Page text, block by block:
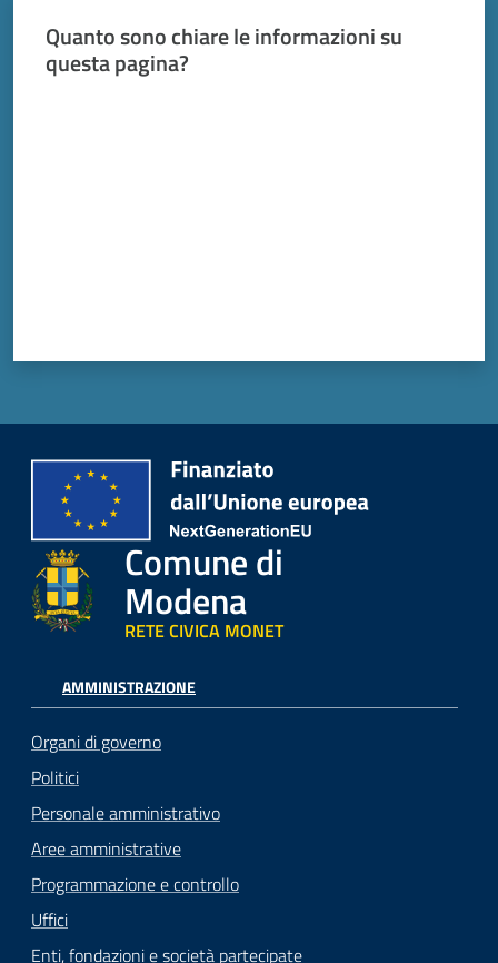
Quanto sono chiare le informazioni su
questa pagina?
Comune di
Modena
RETE CIVICA MONET
AMMINISTRAZIONE
Organi di governo
Politici
Personale amministrativo
Aree amministrative
Programmazione e controllo
Uffici
Enti, fondazioni e società partecipate